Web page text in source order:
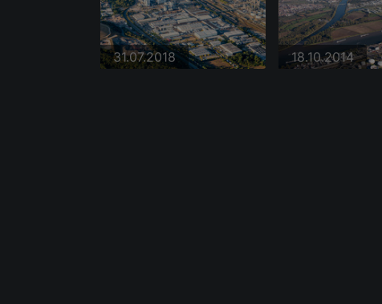
31.07.2018 18.10.2014